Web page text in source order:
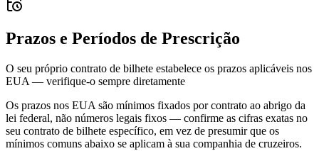
Prazos e Períodos de Prescrição
O seu próprio contrato de bilhete estabelece os prazos aplicáveis nos
EUA — verifique-o sempre diretamente
Os prazos nos EUA são mínimos fixados por contrato ao abrigo da
lei federal, não números legais fixos — confirme as cifras exatas no
seu contrato de bilhete específico, em vez de presumir que os
mínimos comuns abaixo se aplicam à sua companhia de cruzeiros.